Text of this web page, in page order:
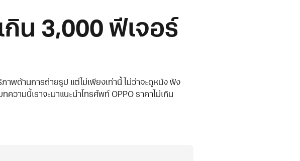
กิน 3,000 ฟีเจอร์
าพด้านการถ่ายรูป แต่ไม่เพียงเท่านี้ ไม่ว่าจะดูหนัง ฟัง
ความนี้เราจะมาแนะนำโทรศัพท์ OPPO ราคาไม่เกิน